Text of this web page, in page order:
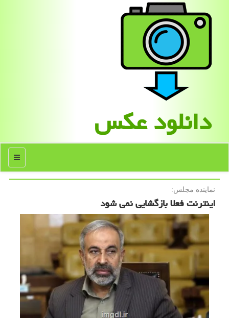
دانلود عكس
منو
نماینده مجلس:
اینترنت فعلا بازگشایی نمی شود